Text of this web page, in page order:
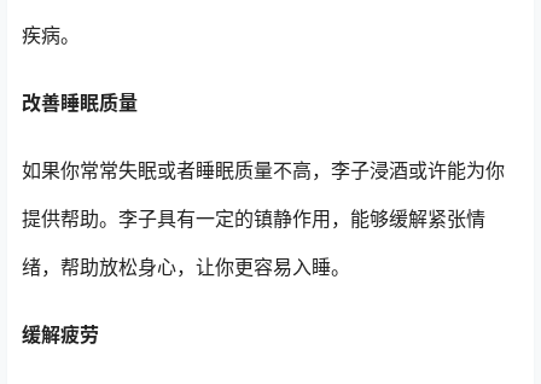
疾病。
改善睡眠质量
如果你常常失眠或者睡眠质量不高，李子浸酒或许能为你
提供帮助。李子具有一定的镇静作用，能够缓解紧张情
绪，帮助放松身心，让你更容易入睡。
缓解疲劳